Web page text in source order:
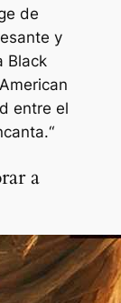
de
y
Black
entre el
“
a